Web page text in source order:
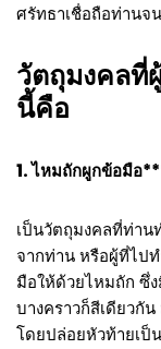
ศรัทธาเชื่อถือท่าน
วัตถุมงคลที่
นี้คือ
1. ไหมถักผูกข้อมือ
เป็นวัตถุมงคลที่ท่าน
จากท่าน หรือผู้ที่ไป
มือให้ด้วยไหมถัก ซึ่
บางคราวก็สีเดียวกั
โดยปล่อยหัวท้ายเป็